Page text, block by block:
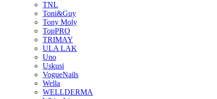
TNL
Toni&Guy
Tony Moly
TopPRO
TRIMAY
ULA LAK
Uno
Uskusi
VogueNails
Wella
WELLDERMA